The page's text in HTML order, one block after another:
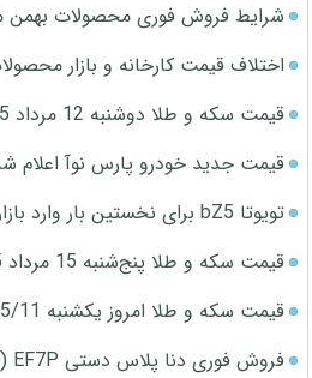
شرایط فروش فوری محصولات بهمن موتور
اختلاف قیمت کارخانه و بازار
قیمت سکه و طلا دوشنبه 12 مرداد 1405
قیمت جدید خودرو پارس نوآ اعلام شد
تویوتا bZ5 برای نخستین بار وارد بازار ایران می‌شود
قیمت سکه و طلا پنج‌شنبه 15 مرداد 1405
قیمت سکه و طلا امروز یکشنبه 1405/05/11
فروش فوری دنا پلاس دستی EF7P (بدون قرعه کشی)